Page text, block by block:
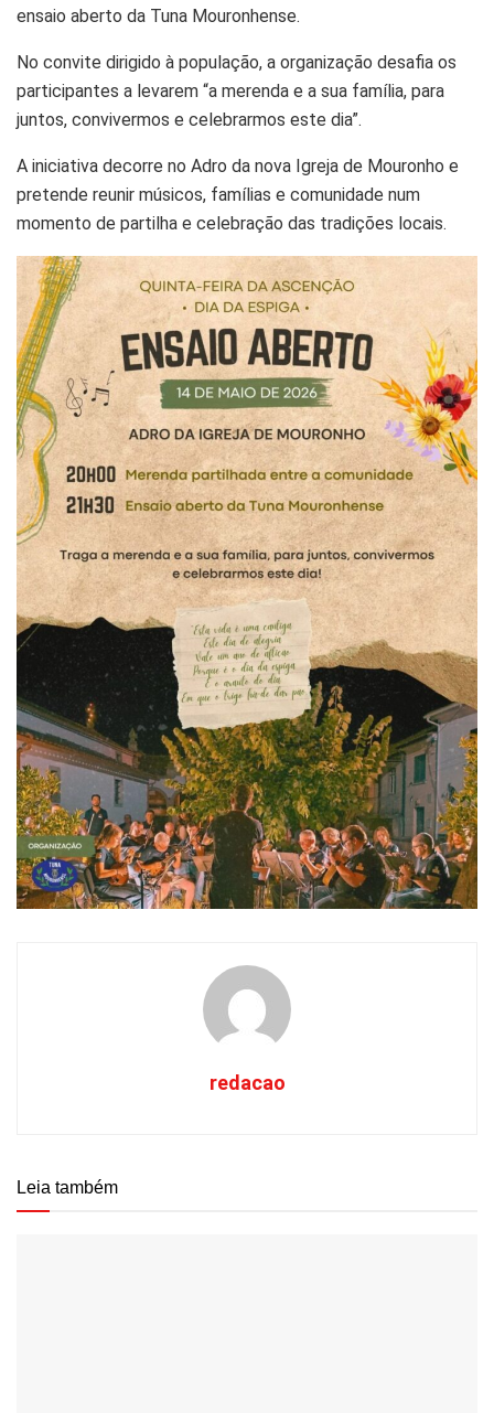
ensaio aberto da Tuna Mouronhense.
No convite dirigido à população, a organização desafia os
participantes a levarem “a merenda e a sua família, para
juntos, convivermos e celebrarmos este dia”.
A iniciativa decorre no Adro da nova Igreja de Mouronho e
pretende reunir músicos, famílias e comunidade num
momento de partilha e celebração das tradições locais.
redacao
Leia também